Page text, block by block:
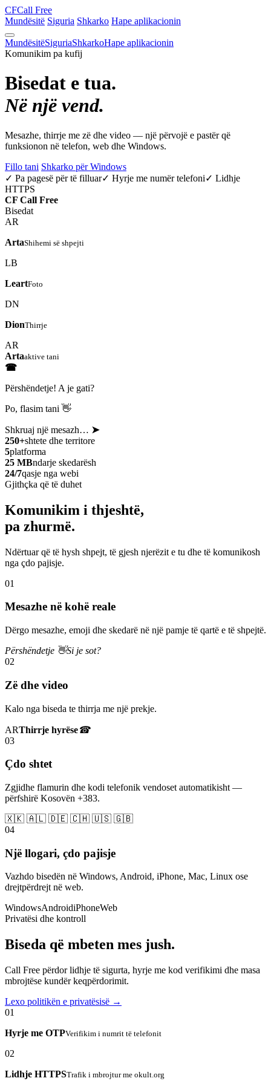
CFCall Free
Mundësitë Siguria Shkarko Hape aplikacionin
MundësitëSiguriaShkarkoHape aplikacionin
Komunikim pa kufij
Bisedat e tua.
Në një vend.
Mesazhe, thirrje me zë dhe video — një përvojë e pastër që
funksionon në telefon, web dhe Windows.
Fillo tani Shkarko për Windows
✓ Pa pagesë për të filluar✓ Hyrje me numër telefoni✓ Lidhje
HTTPS
CF Call Free
Bisedat
AR
ArtaShihemi së shpejti
LB
LeartFoto
DN
DionThirrje
AR
Artaaktive tani
☎
Përshëndetje! A je gati?
Po, flasim tani 👋
Shkruaj një mesazh… ➤
250+shtete dhe territore
5platforma
25 MBndarje skedarësh
24/7qasje nga webi
Gjithçka që të duhet
Komunikim i thjeshtë,
pa zhurmë.
Ndërtuar që të hysh shpejt, të gjesh njerëzit e tu dhe të komunikosh
nga çdo pajisje.
01
Mesazhe në kohë reale
Dërgo mesazhe, emoji dhe skedarë në një pamje të qartë e të shpejtë.
Përshëndetje 👋Si je sot?
02
Zë dhe video
Kalo nga biseda te thirrja me një prekje.
ARThirrje hyrëse☎
03
Çdo shtet
Zgjidhe flamurin dhe kodi telefonik vendoset automatikisht —
përfshirë Kosovën +383.
🇽🇰 🇦🇱 🇩🇪 🇨🇭 🇺🇸 🇬🇧
04
Një llogari, çdo pajisje
Vazhdo bisedën në Windows, Android, iPhone, Mac, Linux ose
drejtpërdrejt në web.
WindowsAndroidiPhoneWeb
Privatësi dhe kontroll
Biseda që mbeten mes jush.
Call Free përdor lidhje të sigurta, hyrje me kod verifikimi dhe masa
mbrojtëse kundër keqpërdorimit.
Lexo politikën e privatësisë →
01
Hyrje me OTPVerifikim i numrit të telefonit
02
Lidhje HTTPSTrafik i mbrojtur me okult.org